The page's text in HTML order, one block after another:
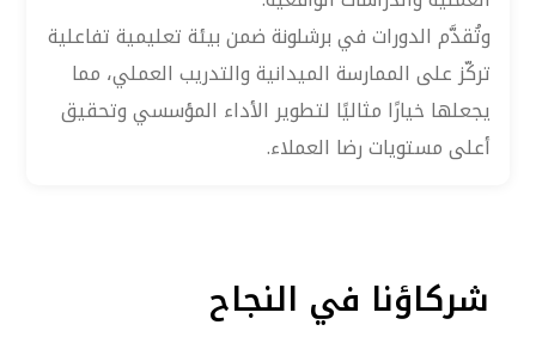
وتُقدَّم الدورات في برشلونة ضمن بيئة تعليمية تفاعلية
تركّز على الممارسة الميدانية والتدريب العملي، مما
يجعلها خيارًا مثاليًا لتطوير الأداء المؤسسي وتحقيق
أعلى مستويات رضا العملاء.
شركاؤنا في النجاح